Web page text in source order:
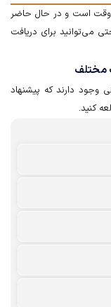
دانشجوی تمام‌وقت است و در حال حاضر
می‌توانید برای دریافت
مختلف
وجود دارند که پیشنهاد
کنید.